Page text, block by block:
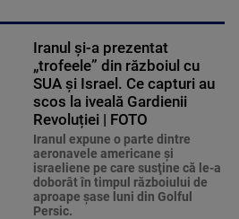
Iranul și-a prezentat
„trofeele” din războiul cu
SUA și Israel. Ce capturi au
scos la iveală Gardienii
Revoluției | FOTO
Iranul expune o parte dintre
aeronavele americane şi
israeliene pe care susţine că le-a
doborât în timpul războiului de
aproape şase luni din Golful
Persic.